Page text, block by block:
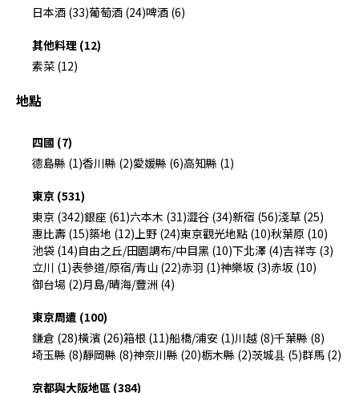
日本酒 (33)葡萄酒 (24)啤酒 (6)
其他料理 (12)
素菜 (12)
地點
四國 (7)
德島縣 (1)香川縣 (2)愛媛縣 (6)高知縣 (1)
東京 (531)
東京 (342)銀座 (61)六本木 (31)澀谷 (34)新宿 (56)淺草 (25)
惠比壽 (15)築地 (12) 上野 (24)東京觀光地點 (10)秋葉原 (10)
池袋 (14)自由之丘/田園調布/中目黑 (10)下北澤 (4)吉祥寺 (3)
立川 (1)表參道/原宿/青山 (22)赤羽 (1)神樂坂 (3)赤坂 (10)
御台場 (2)月島/晴海/豐洲 (4)
東京周遭 (100)
鎌倉 (28)橫濱 (26)箱根 (11)船橋/浦安 (1)川越 (8)千葉縣 (8)
埼玉縣 (8)靜岡縣 (8)神奈川縣 (20)栃木縣 (2)茨城县 (5)群馬 (2)
京都與大阪地區 (384)